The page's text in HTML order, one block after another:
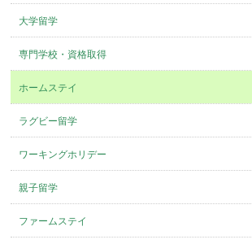
大学留学
専門学校・資格取得
ホームステイ
ラグビー留学
ワーキングホリデー
親子留学
ファームステイ